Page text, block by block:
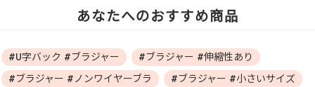
あなたへのおすすめ商品
#U字バック #ブラジャー
#ブラジャー #伸縮性あり
#ブラジャー #ノンワイヤーブラ
#ブラジャー #小さいサイズ